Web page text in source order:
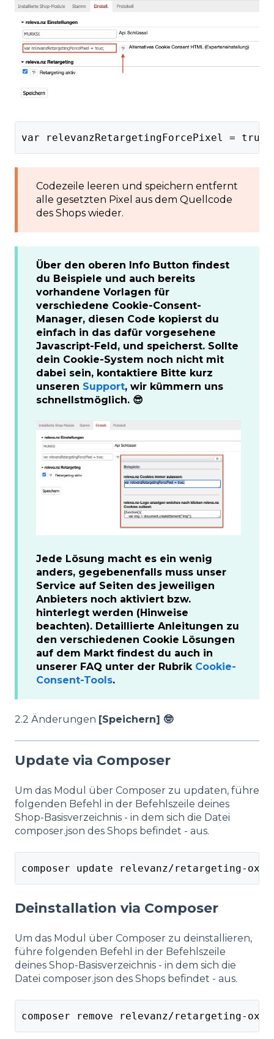
var relevanzRetargetingForcePixel = true;
Codezeile leeren und speichern entfernt
alle gesetzten Pixel aus dem Quellcode
des Shops wieder.
Über den oberen Info Button findest
du Beispiele und auch bereits
vorhandene Vorlagen für
verschiedene Cookie-Consent-
Manager, diesen Code kopierst du
einfach in das dafür vorgesehene
Javascript-Feld, und speicherst. Sollte
dein Cookie-System noch nicht mit
dabei sein, kontaktiere Bitte kurz
unseren Support, wir kümmern uns
schnellstmöglich. 😎
Jede Lösung macht es ein wenig
anders, gegebenenfalls muss unser
Service auf Seiten des jeweiligen
Anbieters noch aktiviert bzw.
hinterlegt werden (Hinweise
beachten). Detaillierte Anleitungen zu
den verschiedenen Cookie Lösungen
auf dem Markt findest du auch in
unserer FAQ unter der Rubrik Cookie-
Consent-Tools.
2.2 Änderungen [Speichern] 🤓
Update via Composer
Um das Modul über Composer zu updaten, führe
folgenden Befehl in der Befehlszeile deines
Shop-Basisverzeichnis - in dem sich die Datei
composer.json des Shops befindet - aus.
composer update relevanz/retargeting-
Deinstallation via Composer
Um das Modul über Composer zu deinstallieren,
führe folgenden Befehl in der Befehlszeile
deines Shop-Basisverzeichnis - in dem sich die
Datei composer.json des Shops befindet - aus.
composer remove relevanz/retargeting-